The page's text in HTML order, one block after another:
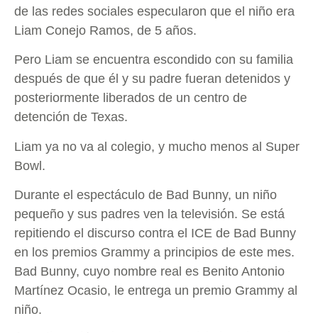
de las redes sociales especularon que el niño era
Liam Conejo Ramos, de 5 años.
Pero Liam se encuentra escondido con su familia
después de que él y su padre fueran detenidos y
posteriormente liberados de un centro de
detención de Texas.
Liam ya no va al colegio, y mucho menos al Super
Bowl.
Durante el espectáculo de Bad Bunny, un niño
pequeño y sus padres ven la televisión. Se está
repitiendo el discurso contra el ICE de Bad Bunny
en los premios Grammy a principios de este mes.
Bad Bunny, cuyo nombre real es Benito Antonio
Martínez Ocasio, le entrega un premio Grammy al
niño.